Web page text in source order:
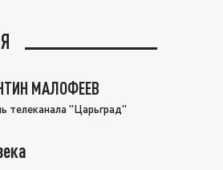
МАЛОФЕЕВ
телеканала "Царьград"